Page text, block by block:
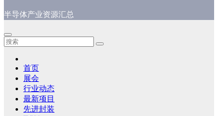
半导体产业资源汇总
首页
展会
行业动态
最新项目
先进封装